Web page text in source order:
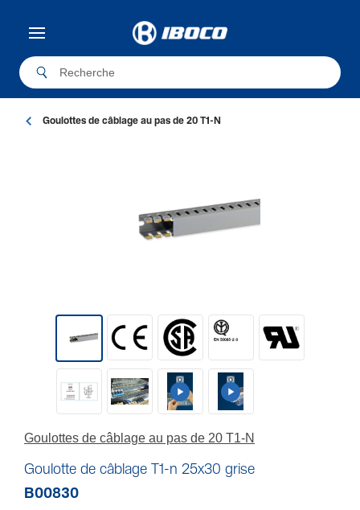
Goulottes de câblage au pas de 20 T1-N
Goulottes de câblage au pas de 20 T1-N
Goulotte de câblage T1-n 25x30 grise
B00830